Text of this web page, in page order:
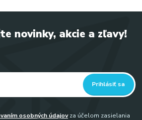
novinky, akcie a zľavy!
Prihlásiť sa
osobných údajovza účelom zasielania